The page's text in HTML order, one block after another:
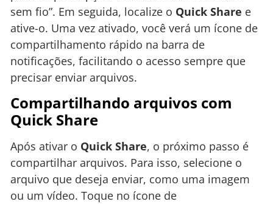
sem fio”. Em seguida, localize o Quick Share e
ative-o. Uma vez ativado, você verá um ícone de
compartilhamento rápido na barra de
notificações, facilitando o acesso sempre que
precisar enviar arquivos.
Compartilhando arquivos com
Quick Share
Após ativar o Quick Share, o próximo passo é
compartilhar arquivos. Para isso, selecione o
arquivo que deseja enviar, como uma imagem
ou um vídeo. Toque no ícone de